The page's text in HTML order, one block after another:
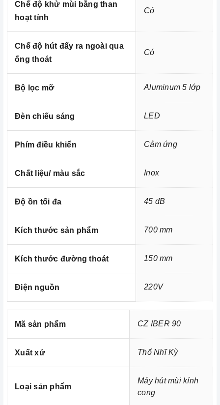
đình hiện nay, nhất là trong cuộc sống đầy năng động và
luôn bận rộn đối với những người nội trợ vừa phải làm
nhiều công việc lại còn chăm sóc cho bữa ăn của gia
đình mình.
Chế độ khử mùi bằng than
hoạt tính
Có
Chế độ hút đẩy ra ngoài qua
ống thoát
Có
Bộ lọc mỡ Aluminum 5 lớp
Đèn chiếu sáng LED
Phím điều khiển Cảm ứng
Chất liệu/ màu sắc Inox
Độ ồn tối đa 45 dB
Kích thước sản phẩm 700 mm
Kích thước đường thoát 150 mm
Điện nguồn 220V
Mã sản phẩm CZ IBER 90
Xuất xứ Thổ Nhĩ Kỳ
Loại sản phẩm
Máy hút mùi kính
cong